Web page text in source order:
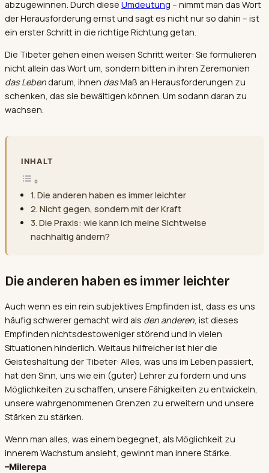
abzugewinnen. Durch diese Umdeutung – nimmt man das Wort
der Herausforderung ernst und sagt es nicht nur so dahin – ist
ein erster Schritt in die richtige Richtung getan.
Die Tibeter gehen einen weisen Schritt weiter: Sie formulieren
nicht allein das Wort um, sondern bitten in ihren Zeremonien
das Lebendarum, ihnen dasMaß an Herausforderungen zu
schenken, das sie bewältigen können. Um sodann daran zu
wachsen.
INHALT
Die anderen haben es immer leichter
Nicht gegen, sondern mit der Kraft
Die Praxis: wie kann ich meine Sichtweise
nachhaltig ändern?
Die anderen haben es immer leichter
Auch wenn es ein rein subjektives Empfinden ist, dass es uns
häufig schwerer gemacht wird als den anderen, ist dieses
Empfinden nichtsdestoweniger störend und in vielen
Situationen hinderlich. Weitaus hilfreicher ist hier die
Geisteshaltung der Tibeter: Alles, was uns im Leben passiert,
hat den Sinn, uns wie ein (guter) Lehrer zu fordern und uns
Möglichkeiten zu schaffen, unsere Fähigkeiten zu entwickeln,
unsere wahrgenommenen Grenzen zu erweitern und unsere
Stärken zu stärken.
Wenn man alles, was einem begegnet, als Möglichkeit zu
innerem Wachstum ansieht, gewinnt man innere Stärke.
–Milerepa